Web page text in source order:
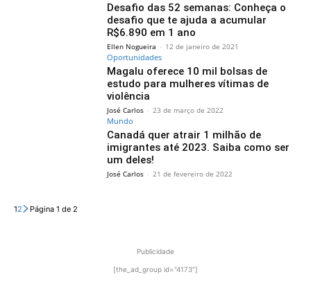
Desafio das 52 semanas: Conheça o
desafio que te ajuda a acumular
R$6.890 em 1 ano
Ellen Nogueira - 12 de janeiro de 2021
Oportunidades
Magalu oferece 10 mil bolsas de
estudo para mulheres vítimas de
violência
José Carlos - 23 de março de 2022
Mundo
Canadá quer atrair 1 milhão de
imigrantes até 2023. Saiba como ser
um deles!
José Carlos - 21 de fevereiro de 2022
12 Página 1 de 2
Publicidade
[the_ad_group id="4173"]